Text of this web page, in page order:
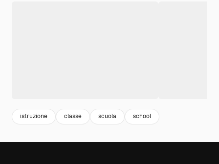
istruzione classe scuola school